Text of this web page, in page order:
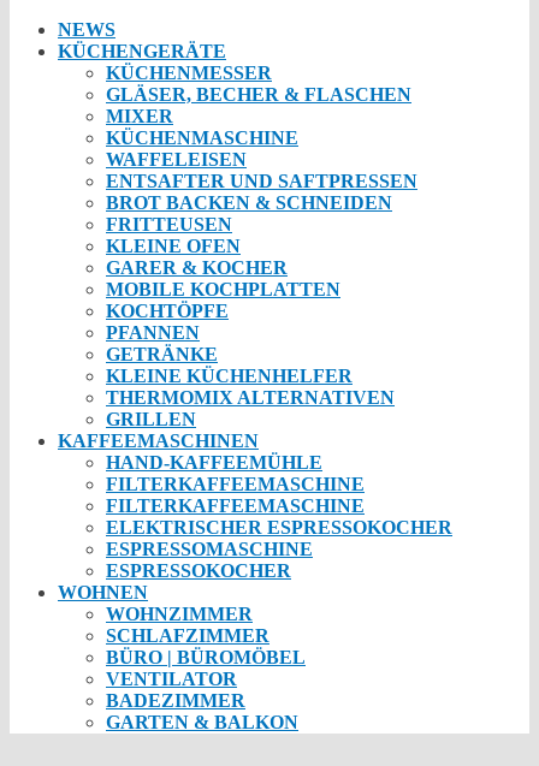
NEWS
KÜCHENGERÄTE
KÜCHENMESSER
GLÄSER, BECHER & FLASCHEN
MIXER
KÜCHENMASCHINE
WAFFELEISEN
ENTSAFTER UND SAFTPRESSEN
BROT BACKEN & SCHNEIDEN
FRITTEUSEN
KLEINE OFEN
GARER & KOCHER
MOBILE KOCHPLATTEN
KOCHTÖPFE
PFANNEN
GETRÄNKE
KLEINE KÜCHENHELFER
THERMOMIX ALTERNATIVEN
GRILLEN
KAFFEEMASCHINEN
HAND-KAFFEEMÜHLE
FILTERKAFFEEMASCHINE
FILTERKAFFEEMASCHINE
ELEKTRISCHER ESPRESSOKOCHER
ESPRESSOMASCHINE
ESPRESSOKOCHER
WOHNEN
WOHNZIMMER
SCHLAFZIMMER
BÜRO | BÜROMÖBEL
VENTILATOR
BADEZIMMER
GARTEN & BALKON